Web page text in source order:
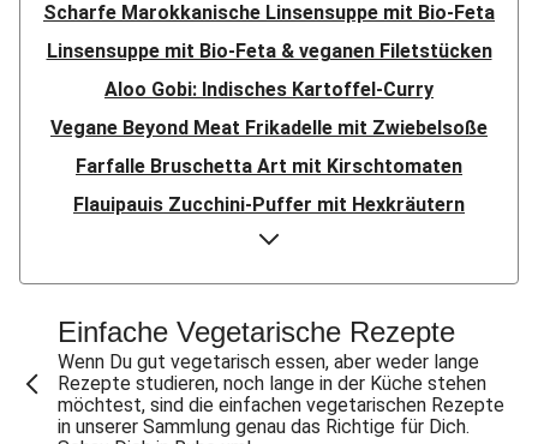
Scharfe Marokkanische Linsensuppe mit Bio-Feta
Linsensuppe mit Bio-Feta & veganen Filetstücken
Aloo Gobi: Indisches Kartoffel-Curry
Vegane Beyond Meat Frikadelle mit Zwiebelsoße
Farfalle Bruschetta Art mit Kirschtomaten
Flauipauis Zucchini-Puffer mit Hexkräutern
Sauerteig-Pinsa mit Ziegenkäse & Birne
Sauerteig-Pinsa mit Bio-Feta & Birne
Indisches Streetfood: Mumbai Pav Bhaji
Aloo Gobi: Indisches Kartoffel-Curry
Flauipauis Zucchini-Puffer mit Hexkräutern
Nepalesisches Linsen Dal Bhat
Einfache Vegetarische Rezepte
Wenn Du gut vegetarisch essen, aber weder lange
Rezepte studieren, noch lange in der Küche stehen
möchtest, sind die einfachen vegetarischen Rezepte
in unserer Sammlung genau das Richtige für Dich.